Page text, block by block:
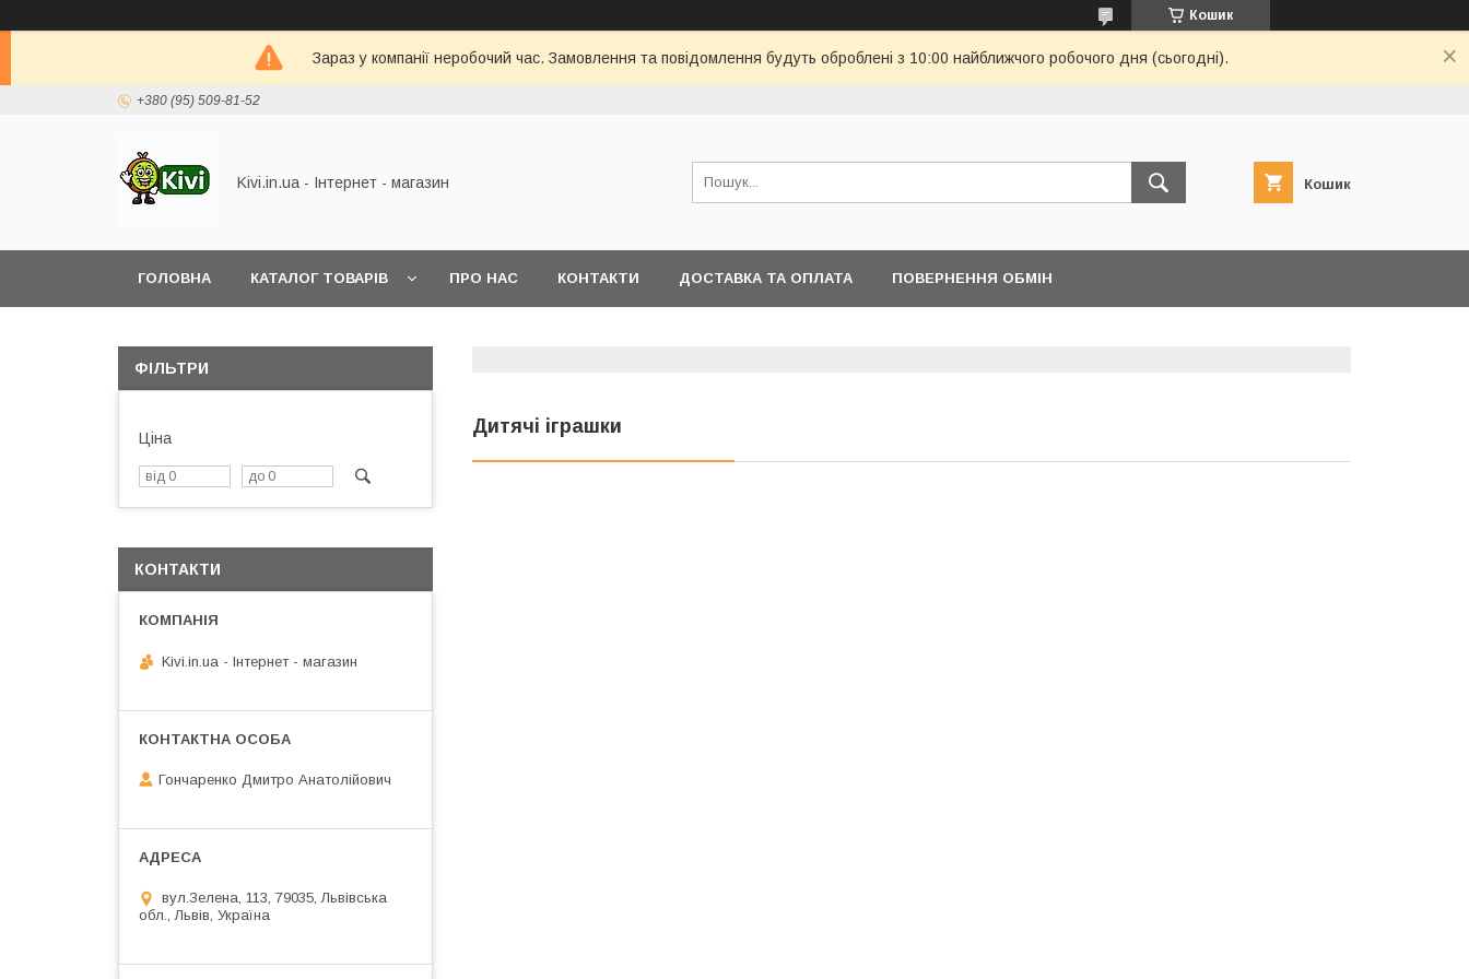
Кошик
Зараз у компанії неробочий час. Замовлення та повідомлення будуть оброблені з 10:00 найближчого робочого дня (сьогодні).
+380 (95) 509-81-52
Kivi.in.ua - Інтернет - магазин Кошик
ГОЛОВНА КАТАЛОГ ТОВАРІВ ПРО НАС КОНТАКТИ ДОСТАВКА ТА ОПЛАТА ПОВЕРНЕННЯ ОБМІН
Дитячі іграшки
ФІЛЬТРИ
Ціна
КОНТАКТИ
Kivi.in.ua - Інтернет - магазин
Гончаренко Дмитро Анатолійович
вул.Зелена, 113, 79035, Львівська
обл., Львів, Україна